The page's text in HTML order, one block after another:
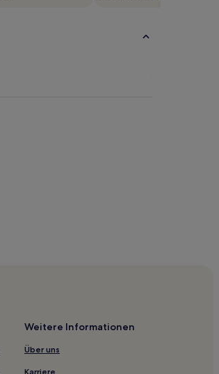
Weitere Informationen
Über uns
Karriere